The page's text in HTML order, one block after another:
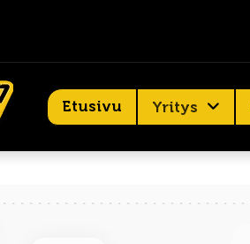
Etusivu Yritys